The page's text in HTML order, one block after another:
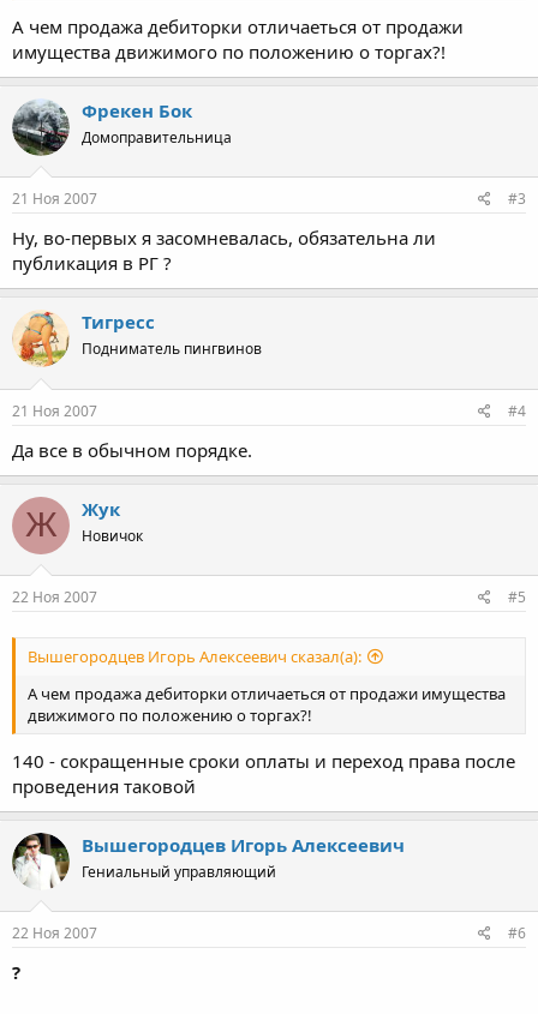
А чем продажа дебиторки отличаеться от продажи
имущества движимого по положению о торгах?!
Фрекен Бок
Домоправительница
21 Ноя 2007 #3
Ну, во-первых я засомневалась, обязательна ли
публикация в РГ ?
Тигресс
Подниматель пингвинов
21 Ноя 2007 #4
Да все в обычном порядке.
Ж Жук
Новичок
22 Ноя 2007 #5
Вышегородцев Игорь Алексеевич сказал(а):
А чем продажа дебиторки отличаеться от продажи имущества
движимого по положению о торгах?!
140 - сокращенные сроки оплаты и переход права после
проведения таковой
Вышегородцев Игорь Алексеевич
Гениальный управляющий
22 Ноя 2007 #6
?